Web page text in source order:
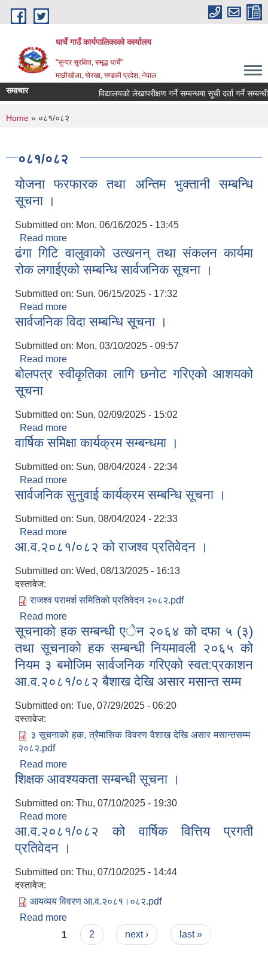
Skip to main content
धार्चे गाउँ कार्यपालिकाको कार्यालय
"सुन्दर सुरक्षित, समृद्ध धार्चे"
माछीखोला, गोरखा, गण्डकी प्रदेश, नेपाल
समाचार विद्यालयकाे लेखापरीक्षण गर्ने सम्बन्धमा सूची दर्ता गर्ने सम्बन्धी
You are here
Home » ०८१/०८२
०८१/०८२
योजना फरफारक तथा अन्तिम भुक्तानी सम्बन्धि
सूचना ।
Submitted on: Mon, 06/16/2025 - 13:45
Read more
सूचना ।
ढंगा गिटि वालुवाको उत्खनन् तथा संकलन कार्यमा
रोक लगाईएको सम्बन्धि सार्वजनिक सूचना ।
Submitted on: Sun, 06/15/2025 - 17:32
Read more
रोक लगाईएको सम्बन्धि सार्वजनिक सूचना ।
सार्वजनिक विदा सम्बन्धि सूचना ।
Submitted on: Mon, 03/10/2025 - 09:57
Read more
बोलपत्र स्वीकृतिका लागि छनोट गरिएको आशयको
सूचना
Submitted on: Sun, 02/09/2025 - 15:02
Read more
सूचना
वार्षिक समिक्षा कार्यक्रम सम्बन्धमा ।
Submitted on: Sun, 08/04/2024 - 22:34
Read more
सार्वजनिक सुनुवाई कार्यक्रम सम्बन्धि सूचना ।
Submitted on: Sun, 08/04/2024 - 22:33
Read more
आ.व.२०८१/०८२ को राजश्व प्रतिवेदन ।
Submitted on: Wed, 08/13/2025 - 16:13
दस्तावेज:
राजश्व परामर्श समितिको प्रतिवेदन २०८२.pdf
Read more
सूचनाको हक सम्बन्धी एेन २०६४ को दफा ५ (३)
तथा सूचनाको हक सम्बन्धी नियमावली २०६५ को
नियम ३ बमोजिम सार्वजनिक गरिएको स्वत:प्रकाशन
आ.व.२०८१/०८२ बैशाख देखि असार मसान्त सम्म
Submitted on: Tue, 07/29/2025 - 06:20
दस्तावेज:
३ सूचनाको हक, त्रैमासिक विवरण वैशाख देखि असार मसान्तसम्म
२०८२.pdf
Read more
तथा सूचनाको हक सम्बन्धी नियमावली २०६५ को नियम ३
बैशाख देखि असार मसान्त सम्म
शिक्षक आवश्यकता सम्बन्धी सूचना ।
Submitted on: Thu, 07/10/2025 - 19:30
Read more
आ.व.२०८१/०८२ को वार्षिक वित्तिय प्रगती
प्रतिवेदन ।
Submitted on: Thu, 07/10/2025 - 14:44
दस्तावेज:
आयव्यय विवरण आ.व.२०८१।०८२.pdf
Read more
प्रतिवेदन ।
Pages
1 2 next › last »